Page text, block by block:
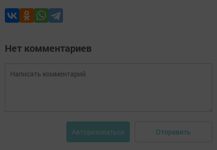
Нет комментариев
Авторизоваться Отправить